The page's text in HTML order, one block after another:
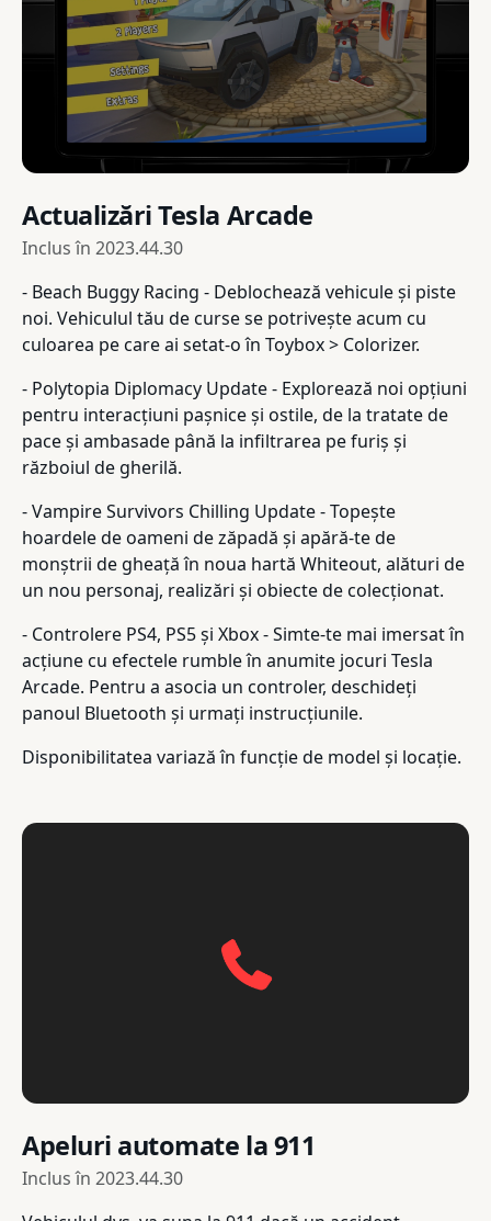
Actualizări Tesla Arcade
Inclus în 2023.44.30
- Beach Buggy Racing - Deblochează vehicule și piste
noi. Vehiculul tău de curse se potrivește acum cu
culoarea pe care ai setat-o în Toybox > Colorizer.
- Polytopia Diplomacy Update - Explorează noi opțiuni
pentru interacțiuni pașnice și ostile, de la tratate de
pace și ambasade până la infiltrarea pe furiș și
războiul de gherilă.
- Vampire Survivors Chilling Update - Topește
hoardele de oameni de zăpadă și apără-te de
monștrii de gheață în noua hartă Whiteout, alături de
un nou personaj, realizări și obiecte de colecționat.
- Controlere PS4, PS5 și Xbox - Simte-te mai imersat în
acțiune cu efectele rumble în anumite jocuri Tesla
Arcade. Pentru a asocia un controler, deschideți
panoul Bluetooth și urmați instrucțiunile.
Disponibilitatea variază în funcție de model și locație.
Apeluri automate la 911
Inclus în 2023.44.30